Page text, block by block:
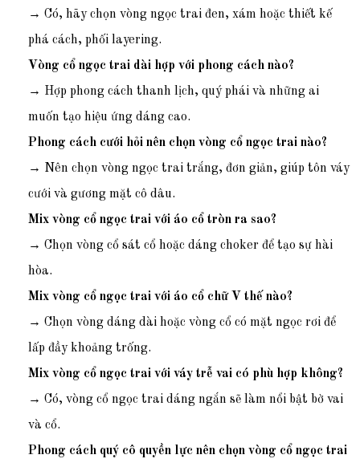
→ Có, hãy chọn vòng ngọc trai đen, xám hoặc thiết kế
phá cách, phối layering.
Vòng cổ ngọc trai dài hợp với phong cách nào?
→ Hợp phong cách thanh lịch, quý phái và những ai
muốn tạo hiệu ứng dáng cao.
Phong cách cưới hỏi nên chọn vòng cổ ngọc trai nào?
→ Nên chọn vòng ngọc trai trắng, đơn giản, giúp tôn váy
cưới và gương mặt cô dâu.
Mix vòng cổ ngọc trai với áo cổ tròn ra sao?
→ Chọn vòng cổ sát cổ hoặc dáng choker để tạo sự hài
hòa.
Mix vòng cổ ngọc trai với áo cổ chữ V thế nào?
→ Chọn vòng dáng dài hoặc vòng cổ có mặt ngọc rơi để
lấp đầy khoảng trống.
Mix vòng cổ ngọc trai với váy trễ vai có phù hợp không?
→ Có, vòng cổ ngọc trai dáng ngắn sẽ làm nổi bật bờ vai
và cổ.
Phong cách quý cô quyền lực nên chọn vòng cổ ngọc trai